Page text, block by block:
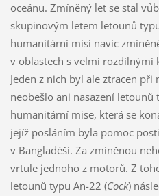
oceánu. Zmíněný let se stal
skupinovým letem letounů
humanitární misi navíc
v oblastech s velmi
Jeden z nich byl ale ztracen při
neobešlo ani nasazení letounů
humanitární mise, která se
jejíž posláním byla pomoc
v Bangladéši. Za zmíněnou
vrtule jednoho z motorů. Z
letounů typu An-22 (Cock)